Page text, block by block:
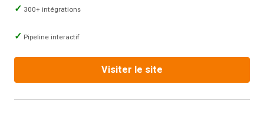
300+ intégrations
Pipeline interactif
Visiter le site